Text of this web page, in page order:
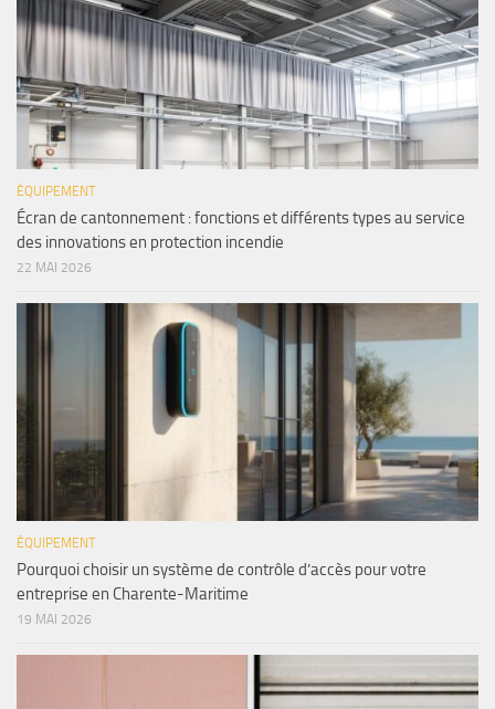
ÉQUIPEMENT
Écran de cantonnement : fonctions et différents types au service
des innovations en protection incendie
22 MAI 2026
ÉQUIPEMENT
Pourquoi choisir un système de contrôle d’accès pour votre
entreprise en Charente-Maritime
19 MAI 2026